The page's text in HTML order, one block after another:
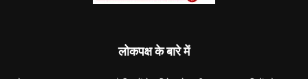
लोकपक्ष के बारे में